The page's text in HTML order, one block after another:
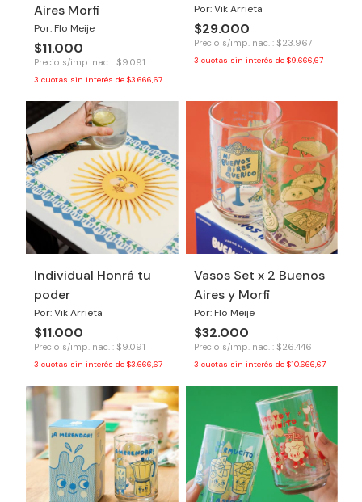
Aires Morfi
Por: Flo Meije
$11.000
Precio s/imp. nac. : $9.091
3 cuotas sin interés de $3.666,67
Por: Vik Arrieta
$29.000
Precio s/imp. nac. : $23.967
3 cuotas sin interés de $9.666,67
Individual Honrá tu
poder
Por: Vik Arrieta
$11.000
Precio s/imp. nac. : $9.091
3 cuotas sin interés de $3.666,67
Vasos Set x 2 Buenos
Aires y Morfi
Por: Flo Meije
$32.000
Precio s/imp. nac. : $26.446
3 cuotas sin interés de $10.666,67